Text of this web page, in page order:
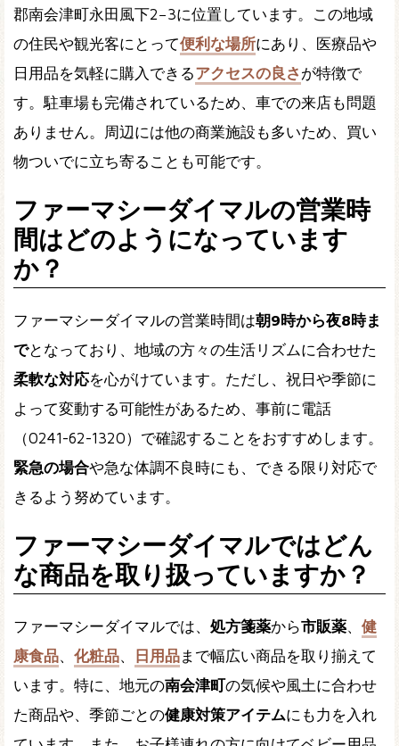
郡南会津町永田風下2−3に位置しています。この地域
の住民や観光客にとって便利な場所にあり、医療品や
日用品を気軽に購入できるアクセスの良さ が特徴で
す。駐車場も完備されているため、車での来店も問題
ありません。周辺には他の商業施設も多いため、買い
物ついでに立ち寄ることも可能です。
ファーマシーダイマルの営業時
間はどのようになっています
か？
ファーマシーダイマルの営業時間は朝9時から夜8時ま
でとなっており、地域の方々の生活リズムに合わせた
柔軟な対応を心がけています。ただし、祝日や季節に
よって変動する可能性があるため、事前に電話
（0241-62-1320）で確認することをおすすめします。
緊急の場合や急な体調不良時にも、できる限り対応で
きるよう努めています。
ファーマシーダイマルではどん
な商品を取り扱っていますか？
ファーマシーダイマルでは、 処方箋薬から市販薬、 健
康食品、 化粧品、 日用品まで幅広い商品を取り揃えて
います。特に、地元の南会津町の気候や風土に合わせ
た商品や、季節ごとの健康対策アイテムにも力を入れ